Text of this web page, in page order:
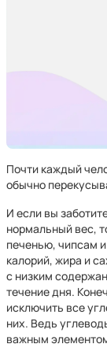
Почти каждый
обычно
И если вы
нормальный вес,
печенью, чипсам
калорий, жира и
с низким
течение дня.
исключить все
них. Ведь
важным